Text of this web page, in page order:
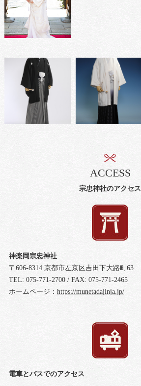
宗忠神社のアクセス
ACCESS
神楽岡宗忠神社
〒606-8314 京都市左京区吉田下大路町63
TEL: 075-771-2700 / FAX: 075-771-2465
ホームページ： https://munetadajinja.jp/
電車とバスでのアクセス